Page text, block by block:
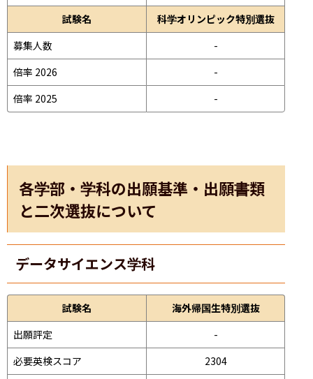
試験名
科学オリンピック特別選抜
募集人数
-
倍率 2026
-
倍率 2025
-
各学部・学科の出願基準・出願書類
と二次選抜について
データサイエンス学科
試験名
海外帰国生特別選抜
出願評定
-
必要英検スコア
2304